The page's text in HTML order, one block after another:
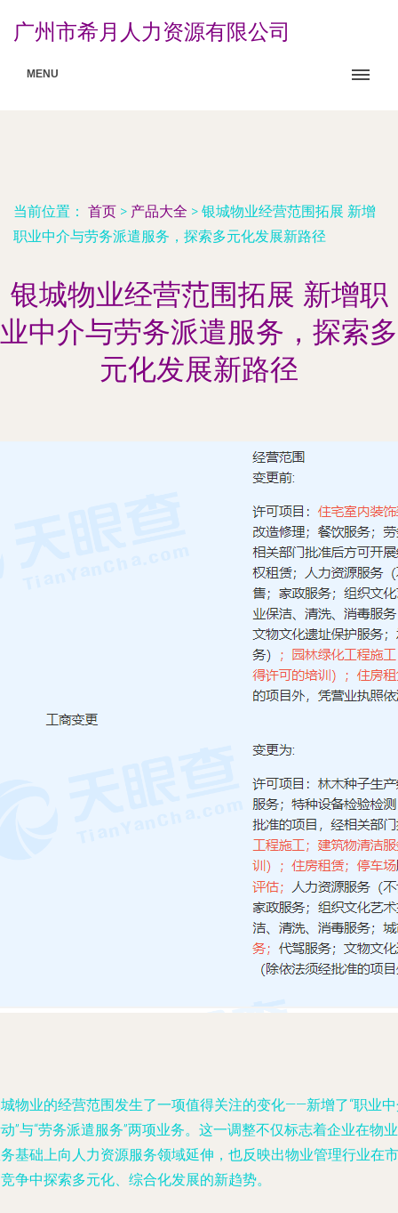
广州市希月人力资源有限公司
MENU
当前位置： 首页 > 产品大全 > 银城物业经营范围拓展 新增
职业中介与劳务派遣服务，探索多元化发展新路径
银城物业经营范围拓展 新增职
业中介与劳务派遣服务，探索多
元化发展新路径
物业的经营范围发生了一项值得关注的变化——新增了“职业
”与“劳务派遣服务”两项业务。这一调整不仅标志着企业在物业
基础上向人力资源服务领域延伸，也反映出物业管理行业在市
争中探索多元化、综合化发展的新趋势。